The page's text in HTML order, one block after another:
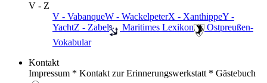
V - Z
V - VabanqueW - WackelpeterX - XanthippeY -
YachtZ - Zabel ️ Maritimes Lexikon
️ Ostpreußen-
Vokabular
Kontakt
Impressum * Kontakt zur Erinnerungswerkstatt * Gästebuch